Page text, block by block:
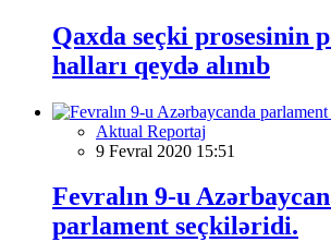
Qaxda seçki prosesinin
halları qeydə alınıb
Aktual Reportaj
9 Fevral 2020 15:51
Fevralın 9-u
parlament seçkiləridi.